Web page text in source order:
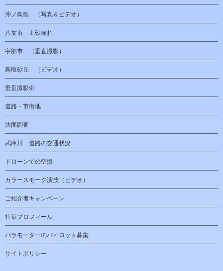
沖ノ鳥島 （写真＆ビデオ）
八女市 土砂崩れ
宇部市 （垂直撮影）
鳥取砂丘 （ビデオ）
垂直撮影例
道路・市街地
法面調査
武庫川 道路の交通状況
ドローンでの空撮
カラースモーク演技（ビデオ）
ご紹介者キャンペーン
社長プロフィール
パラモーターのパイロット募集
サイトポリシー